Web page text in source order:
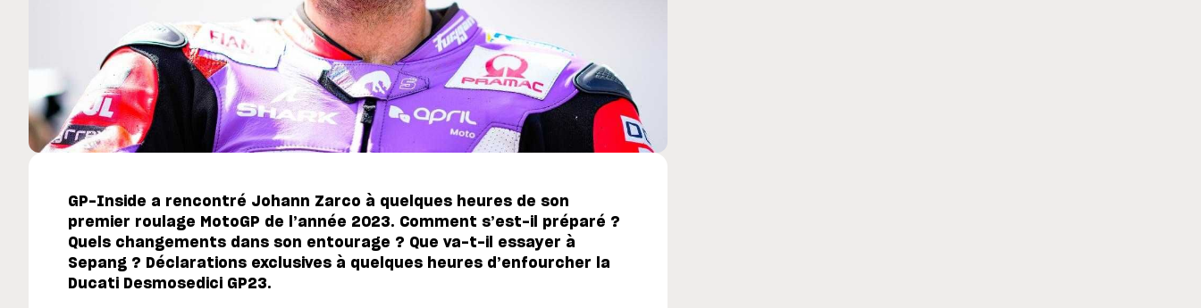
GP-Inside a rencontré Johann Zarco à quelques heures de son
premier roulage MotoGP de l’année 2023. Comment s’est-il préparé ?
Quels changements dans son entourage ? Que va-t-il essayer à
Sepang ? Déclarations exclusives à quelques heures d’enfourcher la
Ducati Desmosedici GP23.